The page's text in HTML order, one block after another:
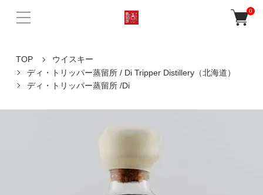
0
TOP
ウイスキー
ディ・トリッパー蒸留所 / Di Tripper Distillery（北海道）
ディ・トリッパー蒸留所 /Di